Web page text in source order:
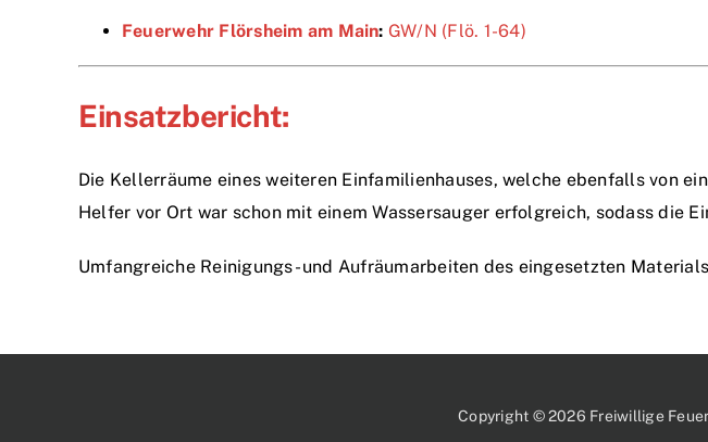
Feuerwehr Flörsheim am Main: GW/N (Flö. 1-64)
Einsatzbericht:
Die Kellerräume eines weiteren Einfamilienhauses, welche ebenfalls von
Helfer vor Ort war schon mit einem Wassersauger erfolgreich, sodass die
Umfangreiche Reinigungs- und Aufräumarbeiten des eingesetzten
Copyright © 2026 Freiwillige